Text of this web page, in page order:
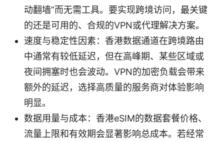
动翻墙”而无需工具。要实现跨境访问，最关键
的还是可用的、合规的VPN或代理解决方案。
速度与稳定性因素：香港数据通道在跨境路由
中通常有较低延迟，但在高峰期、某些区域或
夜间拥塞时也会波动。VPN的加密负载会带来
额外的延迟，选择高质量的服务商对体验影响
明显。
数据用量与成本：香港eSIM的数据套餐价格、
流量上限和有效期会显著影响总成本。若经常